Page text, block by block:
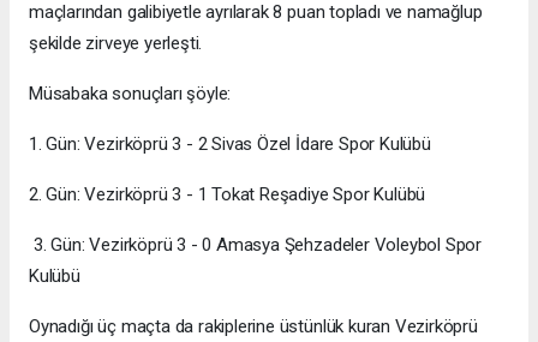
maçlarından galibiyetle ayrılarak 8 puan topladı ve namağlup
şekilde zirveye yerleşti.
Müsabaka sonuçları şöyle:
1. Gün: Vezirköprü 3 - 2 Sivas Özel İdare Spor Kulübü
2. Gün: Vezirköprü 3 - 1 Tokat Reşadiye Spor Kulübü
3. Gün: Vezirköprü 3 - 0 Amasya Şehzadeler Voleybol Spor
Kulübü
Oynadığı üç maçta da rakiplerine üstünlük kuran Vezirköprü